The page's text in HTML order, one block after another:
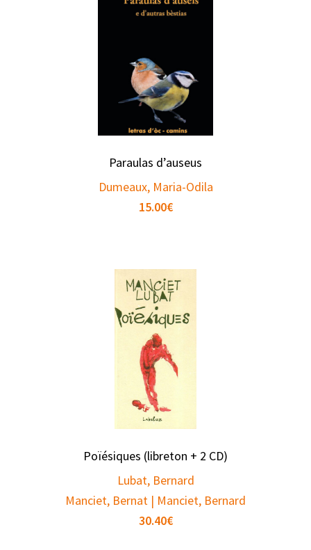
Paraulas d’auseus
Dumeaux, Maria-Odila
15.00€
Poïésiques (libreton + 2 CD)
Lubat, Bernard
Manciet, Bernat | Manciet, Bernard
30.40€